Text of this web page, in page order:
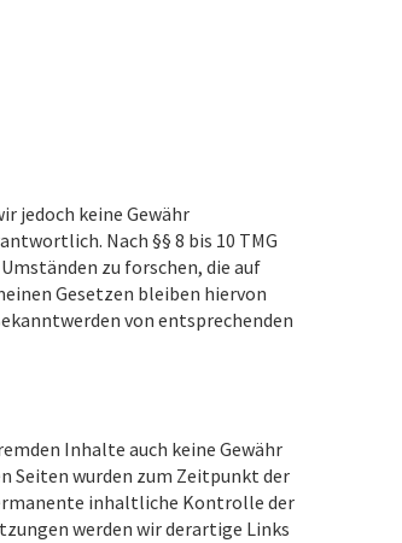
jedoch keine Gewähr
Nach §§ 8 bis 10 TMG
zu forschen, die auf
Gesetzen bleiben hiervon
von entsprechenden
Inhalte auch keine Gewähr
Seiten wurden zum Zeitpunkt der
inhaltliche Kontrolle der
werden wir derartige Links